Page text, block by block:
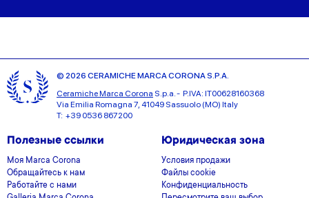
© 2026 CERAMICHE MARCA CORONA S.P.A.
Ceramiche Marca Corona S.p.a. - P.IVA: IT00628160368
Via Emilia Romagna 7, 41049 Sassuolo (MO) Italy
T: +39 0536 867200
Полезные ссылки
Моя Marca Corona
Обращайтесь к нам
Работайте с нами
Юридическая зона
Условия продажи
Файлы cookie
Конфиденциальность